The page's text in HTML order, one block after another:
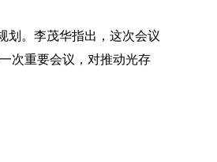
划。李茂华指出，这次会议
次重要会议，对推动光存